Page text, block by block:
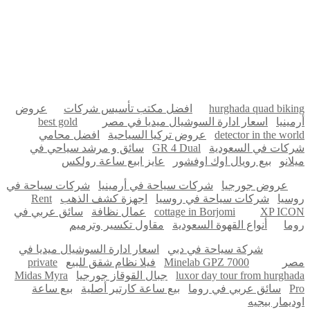
hurghada quad biking افضل مكتب تأسيس شركات
عروض
أرمينيا
اسعار ادارة السوشيال ميديا في مصر
best gold
detector in the world
عروض تركيا السياحية
افضل محامي
شركات في السعودية
GR 4 Dual
سائق و مرشد سياحي في
ميلانو
بيع رويال اوك اوفشور عايز ابيع ساعة رولكس
عروض جورجيا شركات سياحة في أرمينيا
شركات سياحة في
روسيا
شركات سياحة في روسيا اجهزة كشف الذهب
Rent
cottage in Borjomi
XP ICON عمال نظافة
سائق عربي في
روما
أنواع القهوة السعودية مقاول تكسير وترميم
شركة سياحة في دبي
اسعار ادارة السوشيال ميديا في
مصر
Minelab GPZ 7000 فيلا نظام شقق للبيع
private
luxor day tour from hurghada
جبال القوقاز جورجيا
Midas Myra
Pro
سائق عربي في روما بيع ساعة كارتير أصلية
بيع ساعة
اوديمار بيجيه